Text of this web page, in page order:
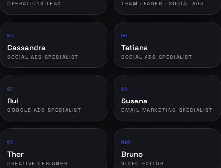
OPERATIONS LEAD TEAM LEADER · SOCIAL ADS
05
Cassandra
SOCIAL ADS SPECIALIST
06
Tatiana
SOCIAL ADS SPECIALIST
07
Rui
GOOGLE ADS SPECIALIST
08
Susana
EMAIL MARKETING SPECIALIST
09
Thor
CREATIVE DESIGNER
010
Bruno
VIDEO EDITOR